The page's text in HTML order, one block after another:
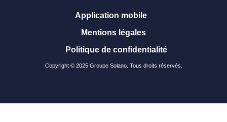
Copyright © 2025 Groupe Solano. Tous droits réservés.
Application mobile
Mentions légales
Politique de confidentialité